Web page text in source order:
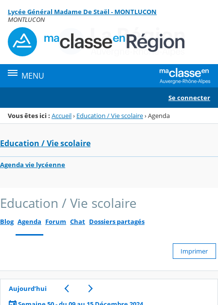
Menu de la rubrique
Contenu
Lycée Général Madame De Staël - MONTLUCON
MONTLUCON
MENU
Se connecter
Vous êtes ici : Accueil› Education / Vie scolaire›Agenda
Education / Vie scolaire
Agenda vie lycéenne
Education / Vie scolaire
Blog Agenda Forum Chat Dossiers partagés
Imprimer
Aujourd’hui